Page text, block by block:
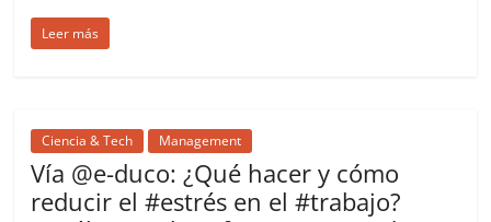
Leer más
Ciencia & Tech Management
Vía @e-duco: ¿Qué hacer y cómo
reducir el #estrés en el #trabajo?